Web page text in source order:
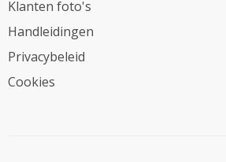
Klanten foto's
Handleidingen
Privacybeleid
Cookies